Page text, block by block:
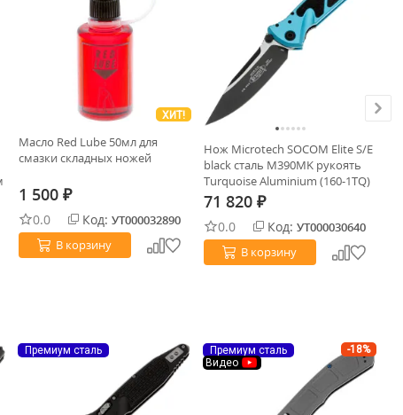
ХИТ!
Масло Red Lube 50мл для
cмазки складных ножей
1 500 ₽
0.0 Код: УТ000032890
В корзину
Нож Microtech SOCOM Elite S/E
black сталь M390MK рукоять
Turquoise Aluminium (160-1TQ)
71 820 ₽
0.0 Код: УТ000030640
В корзину
Премиум сталь -18%
Премиум сталь
Видео